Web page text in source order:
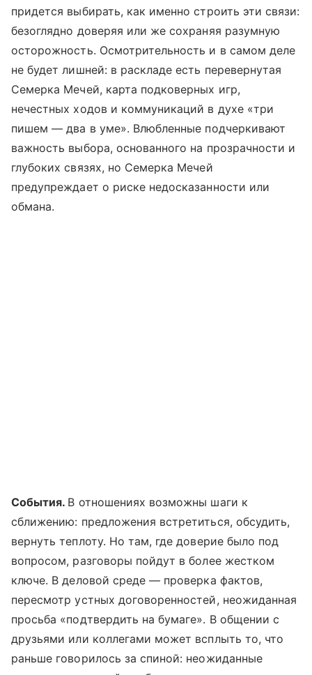
придется выбирать, как именно строить эти связи:
безоглядно доверяя или же сохраняя разумную
осторожность. Осмотрительность и в самом деле
не будет лишней: в раскладе есть перевернутая
Семерка Мечей, карта подковерных игр,
нечестных ходов и коммуникаций в духе «три
пишем — два в уме». Влюбленные подчеркивают
важность выбора, основанного на прозрачности и
глубоких связях, но Семерка Мечей
предупреждает о риске недосказанности или
обмана.
События. В отношениях возможны шаги к
сближению: предложения встретиться, обсудить,
вернуть теплоту. Но там, где доверие было под
вопросом, разговоры пойдут в более жестком
ключе. В деловой среде — проверка фактов,
пересмотр устных договоренностей, неожиданная
просьба «подтвердить на бумаге». В общении с
друзьями или коллегами может всплыть то, что
раньше говорилось за спиной: неожиданные